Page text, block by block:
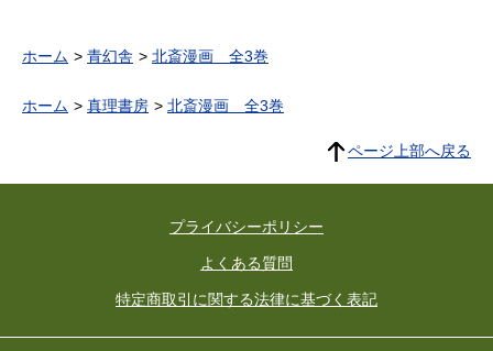
ホーム 青幻舎 北斎漫画 全3巻
ホーム 真理書房 北斎漫画 全3巻
ページ上部へ戻る
プライバシーポリシー
よくある質問
特定商取引に関する法律に基づく表記